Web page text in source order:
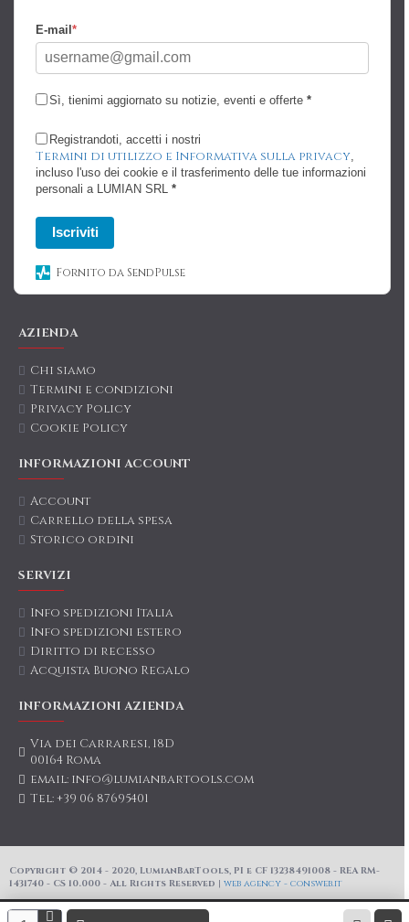
E-mail *
Sì, tienimi aggiornato su notizie, eventi e offerte *
Registrandoti, accetti i nostri
Termini di utilizzo e Informativa sulla privacy,
incluso l'uso dei cookie e il trasferimento delle tue informazioni
personali a LUMIAN SRL *
Iscriviti
Fornito da SendPulse
AZIENDA
Chi siamo
Termini e condizioni
Privacy Policy
Cookie Policy
INFORMAZIONI ACCOUNT
Account
Carrello della spesa
Storico ordini
SERVIZI
Info spedizioni Italia
Info spedizioni estero
Diritto di recesso
Acquista Buono Regalo
INFORMAZIONI AZIENDA
Via dei Carraresi, 18D
00164 Roma
email: info@lumianbartools.com
Tel: +39 06 87695401
Copyright © 2014 - 2020, LumianBarTools, PI e CF 13238491008 - REA RM-
1431740 - CS 10.000 - All Rights Reserved | web agency - consweb.it